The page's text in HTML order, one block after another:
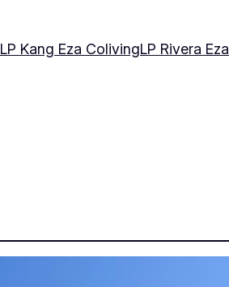
LP Kang Eza ColivingLP Rivera Eza